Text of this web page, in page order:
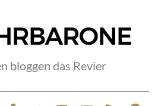
bloggen das Revier